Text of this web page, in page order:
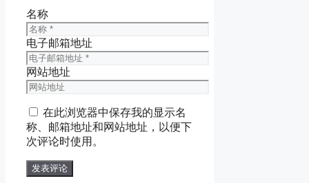
名称
电子邮箱地址
网站地址
在此浏览器中保存我的显示名
称、邮箱地址和网站地址，以便下
次评论时使用。